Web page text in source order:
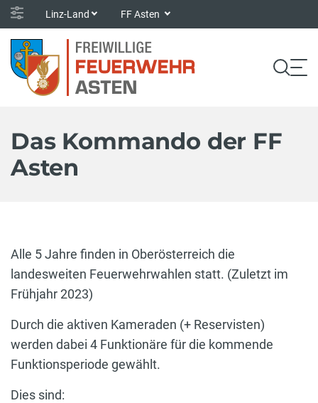
Linz-Land FF Asten
Das Kommando der FF
Asten
Alle 5 Jahre finden in Oberösterreich die
landesweiten Feuerwehrwahlen statt. (Zuletzt im
Frühjahr 2023)
Durch die aktiven Kameraden (+ Reservisten)
werden dabei 4 Funktionäre für die kommende
Funktionsperiode gewählt.
Dies sind: